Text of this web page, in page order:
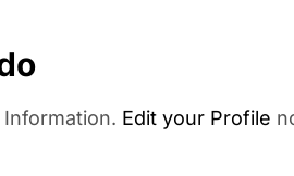
Edit your Profile